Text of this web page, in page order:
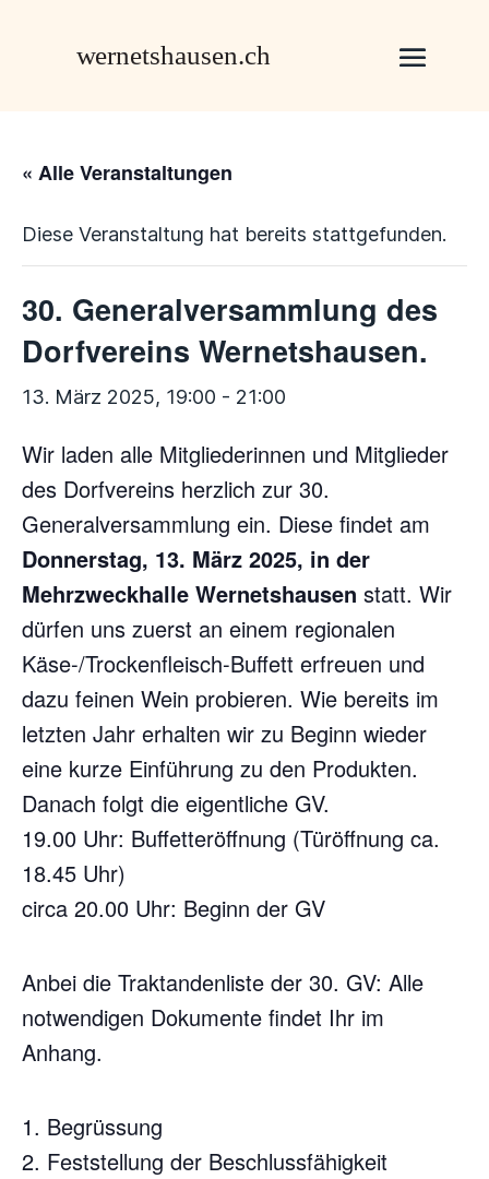
« Alle Veranstaltungen
Diese Veranstaltung hat bereits stattgefunden.
30. Generalversammlung des
Dorfvereins Wernetshausen.
13. März 2025, 19:00 - 21:00
Wir laden alle Mitgliederinnen und Mitglieder
des Dorfvereins herzlich zur 30.
Generalversammlung ein. Diese findet am
Donnerstag, 13. März 2025, in der
Mehrzweckhalle Wernetshausen statt. Wir
dürfen uns zuerst an einem regionalen
Käse-/Trockenfleisch-Buffett erfreuen und
dazu feinen Wein probieren. Wie bereits im
letzten Jahr erhalten wir zu Beginn wieder
eine kurze Einführung zu den Produkten.
Danach folgt die eigentliche GV.
19.00 Uhr: Buffetteröffnung (Türöffnung ca.
18.45 Uhr)
circa 20.00 Uhr: Beginn der GV
Anbei die Traktandenliste der 30. GV: Alle
notwendigen Dokumente findet Ihr im
Anhang.
1. Begrüssung
2. Feststellung der Beschlussfähigkeit